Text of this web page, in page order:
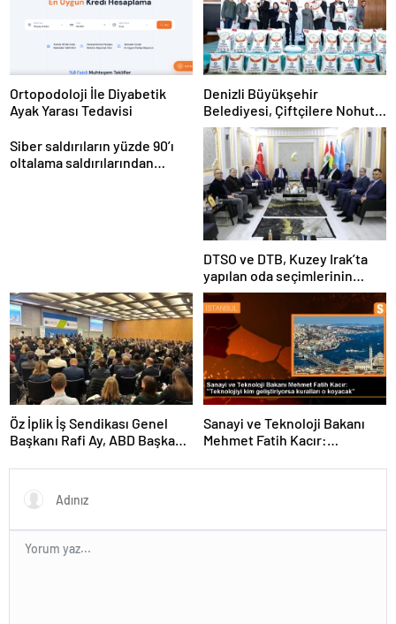
Ortopodoloji İle Diyabetik
Ayak Yarası Tedavisi
Denizli Büyükşehir
Belediyesi, Çiftçilere Nohut
Tohumu Desteği Veriyor
Siber saldırıların yüzde 90’ı
oltalama saldırılarından
DTSO ve DTB, Kuzey Irak’ta
yapılan oda seçimlerinin
ardından işbirliklerini
güçlendirmek için ziyaretler
gerçekleştirdi
Öz İplik İş Sendikası Genel
Başkanı Rafi Ay, ABD Başkanı
ile görüştü
Sanayi ve Teknoloji Bakanı
Mehmet Fatih Kacır:
kuralları o koyacak”